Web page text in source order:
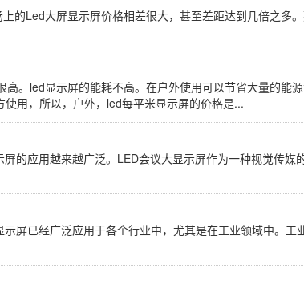
的Led大屏显示屏价格相差很大，甚至差距达到几倍之多
。led显示屏的能耗不高。在户外使用可以节省大量的能
用，所以，户外，led每平米显示屏的价格是...
的应用越来越广泛。LED会议大显示屏作为一种视觉传媒
屏已经广泛应用于各个行业中，尤其是在工业领域中。工